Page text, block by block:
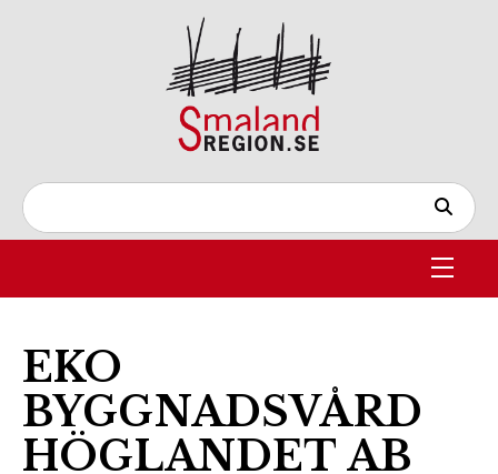
EKO
BYGGNADSVÅRD
HÖGLANDET AB